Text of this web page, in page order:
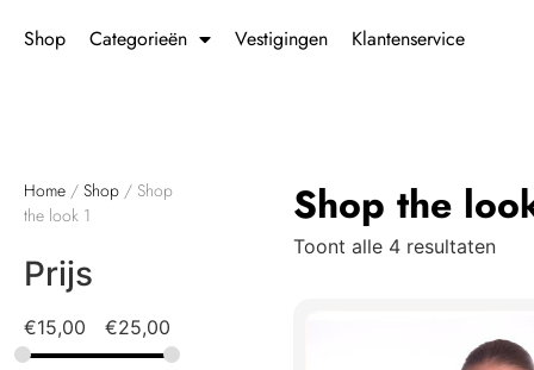
Shop Categorieën Vestigingen Klantenservice
Home / Shop / Shop
the look 1
Prijs
€15,00 €25,00
Shop the
Toont alle 4 resultaten